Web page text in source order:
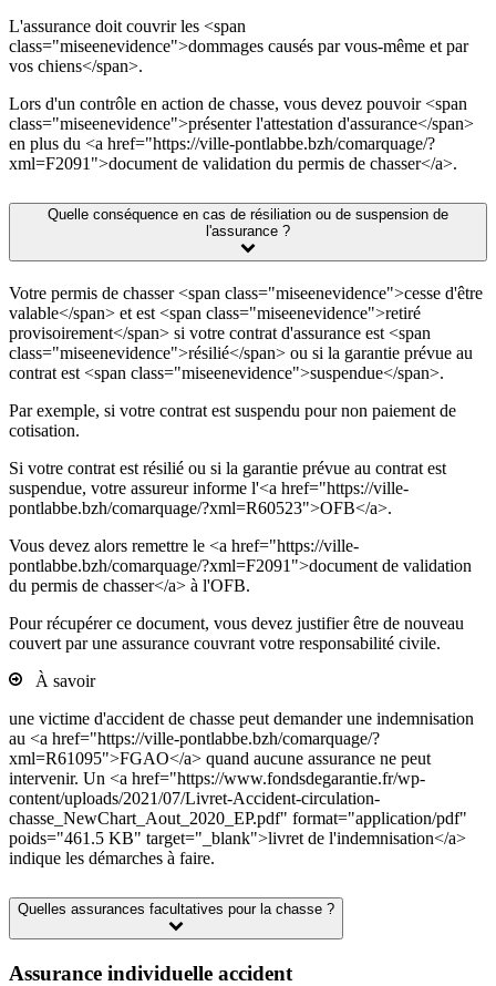
L'assurance doit couvrir les <span
class="miseenevidence">dommages causés par vous-même et par
vos chiens</span>.
Lors d'un contrôle en action de chasse, vous devez pouvoir <span
class="miseenevidence">présenter l'attestation d'assurance</span>
en plus du <a href="https://ville-pontlabbe.bzh/comarquage/?
xml=F2091">document de validation du permis de chasser</a>.
Quelle conséquence en cas de résiliation ou de suspension de
l'assurance ?
Votre permis de chasser <span class="miseenevidence">cesse d'être
valable</span> et est <span class="miseenevidence">retiré
provisoirement</span> si votre contrat d'assurance est <span
class="miseenevidence">résilié</span> ou si la garantie prévue au
contrat est <span class="miseenevidence">suspendue</span>.
Par exemple, si votre contrat est suspendu pour non paiement de
cotisation.
Si votre contrat est résilié ou si la garantie prévue au contrat est
suspendue, votre assureur informe l'<a href="https://ville-
pontlabbe.bzh/comarquage/?xml=R60523">OFB</a>.
Vous devez alors remettre le <a href="https://ville-
pontlabbe.bzh/comarquage/?xml=F2091">document de validation
du permis de chasser</a> à l'OFB.
Pour récupérer ce document, vous devez justifier être de nouveau
couvert par une assurance couvrant votre responsabilité civile.
À savoir
une victime d'accident de chasse peut demander une indemnisation
au <a href="https://ville-pontlabbe.bzh/comarquage/?
xml=R61095">FGAO</a> quand aucune assurance ne peut
intervenir. Un <a href="https://www.fondsdegarantie.fr/wp-
content/uploads/2021/07/Livret-Accident-circulation-
chasse_NewChart_Aout_2020_EP.pdf" format="application/pdf"
poids="461.5 KB" target="_blank">livret de l'indemnisation</a>
indique les démarches à faire.
Quelles assurances facultatives pour la chasse ?
Assurance individuelle accident